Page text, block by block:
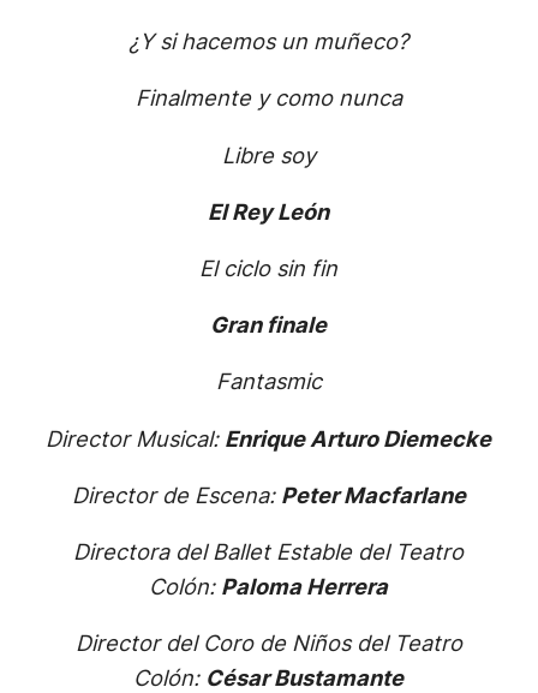
¿Y si hacemos un muñeco?
Finalmente y como nunca
Libre soy
El Rey León
El ciclo sin fin
Gran finale
Fantasmic
Director Musical: Enrique Arturo Diemecke
Director de Escena: Peter Macfarlane
Directora del Ballet Estable del Teatro
Colón: Paloma Herrera
Director del Coro de Niños del Teatro
Colón: César Bustamante